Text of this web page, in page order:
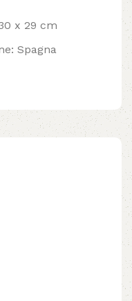
x 29 cm
Spagna